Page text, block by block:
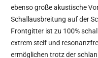
ebenso große akustische
Schallausbreitung auf der
Frontgitter ist zu 100%
extrem steif und
ermöglichen trotz der